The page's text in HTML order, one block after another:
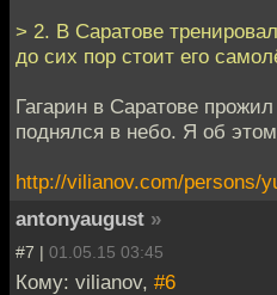
> 2. В Саратове
до сих пор стоит его
Гагарин в Саратове
поднялся в небо. Я об
http://vilianov.com/persons/
antonyaugust »
#7 | 01.05.15 03:45
Кому: vilianov, #6